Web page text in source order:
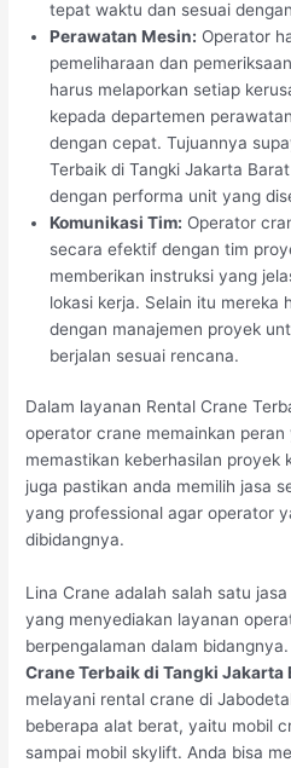
tepat waktu dan sesuai
Perawatan Mesin: Operator
pemeliharaan dan
harus melaporkan setiap
kepada departemen
dengan cepat. Tujuannya
Terbaik di Tangki Jakarta
dengan performa unit yang
Komunikasi Tim: Operator
secara efektif dengan tim
memberikan instruksi yang
lokasi kerja. Selain itu mereka
dengan manajemen proyek
berjalan sesuai rencana.
Dalam layanan Rental Crane
operator crane memainkan
memastikan keberhasilan proyek
juga pastikan anda memilih jasa
yang professional agar operator
dibidangnya.
Lina Crane adalah salah satu
yang menyediakan layanan
berpengalaman dalam
Crane Terbaik di Tangki Jakarta
melayani rental crane di
beberapa alat berat, yaitu mobil
sampai mobil skylift. Anda bisa